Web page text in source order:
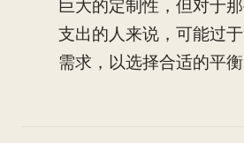
巨大的定制性，但对于
支出的人来说，可能过
需求，以选择合适的平衡